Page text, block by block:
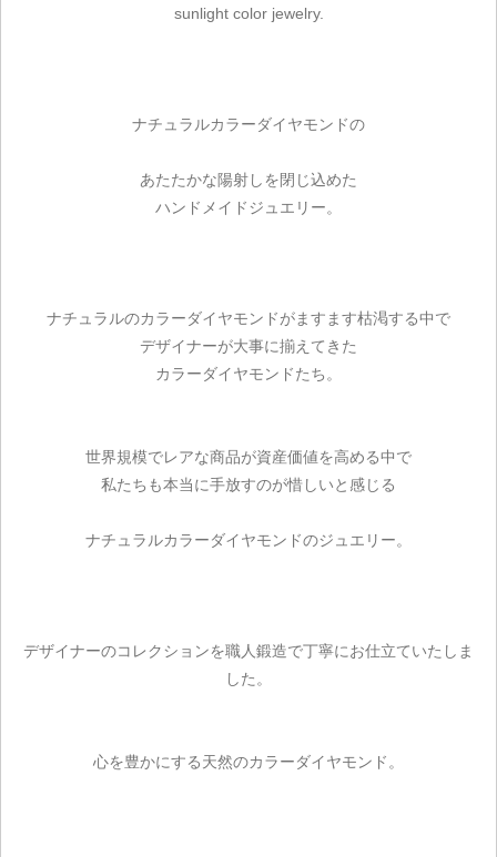
sunlight color jewelry.
ナチュラルカラーダイヤモンドの
あたたかな陽射しを閉じ込めた
ハンドメイドジュエリー。
ナチュラルのカラーダイヤモンドがますます枯渇する中で
デザイナーが大事に揃えてきた
カラーダイヤモンドたち。
世界規模でレアな商品が資産価値を高める中で
私たちも本当に手放すのが惜しいと感じる
ナチュラルカラーダイヤモンドのジュエリー。
デザイナーのコレクションを職人鍛造で丁寧にお仕立ていたしま
した。
心を豊かにする天然のカラーダイヤモンド。